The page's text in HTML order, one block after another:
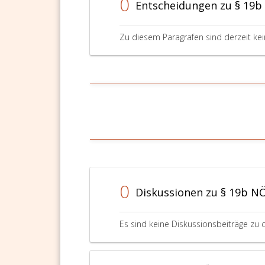
Entscheidungen zu § 19b
Zu diesem Paragrafen sind derzeit
0 Diskussionen zu § 19b
Es sind keine Diskussionsbeiträge zu